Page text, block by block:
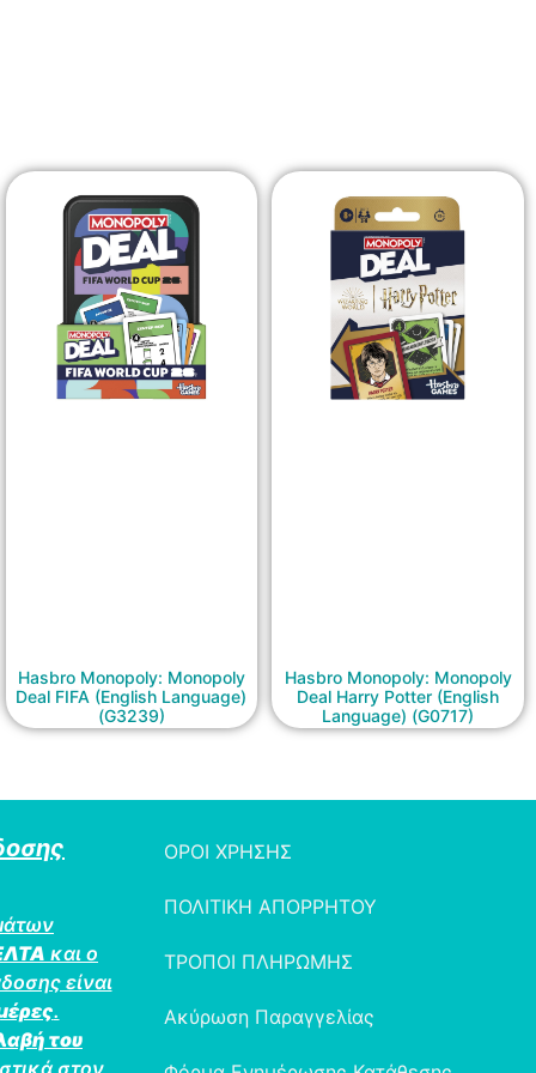
Hasbro Monopoly: Monopoly
Deal FIFA (English Language)
(G3239)
Hasbro Monopoly: Monopoly
Deal Harry Potter (English
Language) (G0717)
και ο
είναι
.
του
στον
ΟΡΟΙ ΧΡΗΣΗΣ
ΠΟΛΙΤΙΚΗ ΑΠΟΡΡΗΤΟΥ
ΤΡΟΠΟΙ ΠΛΗΡΩΜΗΣ
Ακύρωση Παραγγελίας